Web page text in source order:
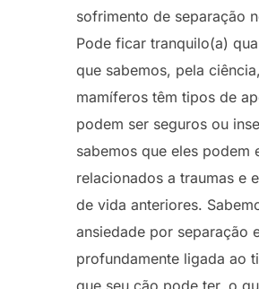
sofrimento de separação
Pode ficar tranquilo(a)
que sabemos, pela
mamíferos têm tipos de
podem ser seguros ou
sabemos que eles podem
relacionados a traumas e
de vida anteriores.
ansiedade por separação
profundamente ligada ao